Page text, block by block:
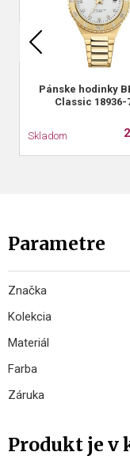
Pánske hodinky
Classic 18936-
Skladom
Parametre
Značka
Kolekcia
Materiál
Farba
Záruka
Produkt je v